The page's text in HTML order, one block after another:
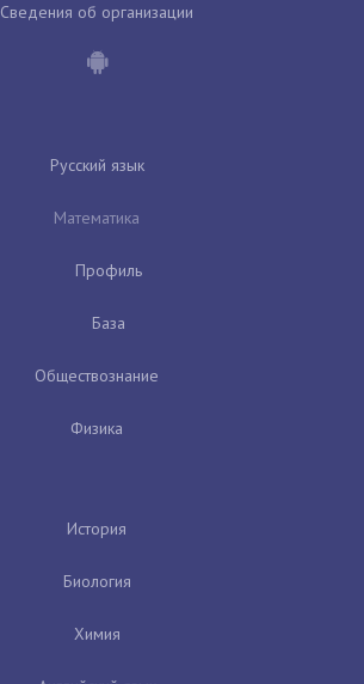
Сведения об организации
Русский язык
Математика
Профиль
База
Обществознание
Физика
История
Биология
Химия